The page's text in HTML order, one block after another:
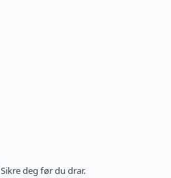
Sikre deg før du drar.